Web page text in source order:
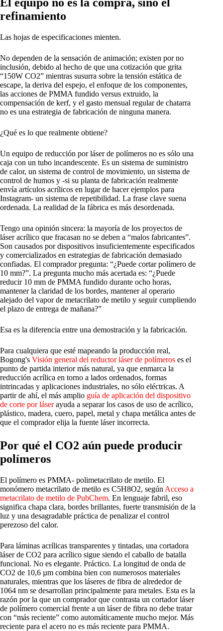
refinamiento
Las hojas de especificaciones mienten.
No dependen de la sensación de animación; existen por no
inclusión, debido al hecho de que una cotización que grita
“150W CO2” mientras susurra sobre la tensión estática de
escape, la deriva del espejo, el enfoque de los componentes,
las acciones de PMMA fundido versus extruido, la
compensación de kerf, y el gasto mensual regular de chatarra
no es una estrategia de fabricación de ninguna manera.
¿Qué es lo que realmente obtiene?
Un equipo de reducción por láser de polímeros no es sólo una
caja con un tubo incandescente. Es un sistema de suministro
de calor, un sistema de control de movimiento, un sistema de
control de humos y -si su planta de fabricación realmente
envía artículos acrílicos en lugar de hacer ejemplos para
Instagram- un sistema de repetibilidad. La frase clave suena
ordenada. La realidad de la fábrica es más desordenada.
Tengo una opinión sincera: la mayoría de los proyectos de
láser acrílico que fracasan no se deben a “malos fabricantes”.
Son causados por dispositivos insuficientemente especificados
y comercializados en estrategias de fabricación demasiado
confiadas. El comprador pregunta: “¿Puede cortar polímero de
10 mm?”. La pregunta mucho más acertada es: “¿Puede
reducir 10 mm de PMMA fundido durante ocho horas,
mantener la claridad de los bordes, mantener al operario
alejado del vapor de metacrilato de metilo y seguir cumpliendo
el plazo de entrega de mañana?”
Esa es la diferencia entre una demostración y la fabricación.
Para cualquiera que esté mapeando la producción real,
Bogong's Visión general del reductor láser de polímeros es el
punto de partida interior más natural, ya que enmarca la
reducción acrílica en torno a lados ordenados, formas
intrincadas y aplicaciones industriales, no sólo eléctricas. A
partir de ahí, el más amplio guía de aplicación del dispositivo
de corte por láserayuda a separar los casos de uso de acrílico,
plástico, madera, cuero, papel, metal y chapa metálica antes de
que el comprador elija la fuente láser incorrecta.
Por qué el CO2 aún puede producir
polímeros
El polímero es PMMA- polimetacrilato de metilo. El
monómero metacrilato de metilo es C5H8O2, según Acceso a
metacrilato de metilo de PubChem. En lenguaje fabril, eso
significa chapa clara, bordes brillantes, fuerte transmisión de la
luz y una desagradable práctica de penalizar el control
perezoso del calor.
Para láminas acrílicas transparentes y tintadas, una cortadora
láser de CO2 para acrílico sigue siendo el caballo de batalla
funcional. No es elegante. Práctico. La longitud de onda de
CO2 de 10,6 µm combina bien con numerosos materiales
naturales, mientras que los láseres de fibra de alrededor de
1064 nm se desarrollan principalmente para metales. Esta es la
razón por la que un comprador que contrasta un cortador láser
de polímero comercial frente a un láser de fibra no debe tratar
con “más reciente” como automáticamente mucho mejor. Más
reciente para el acero no es más reciente para PMMA.